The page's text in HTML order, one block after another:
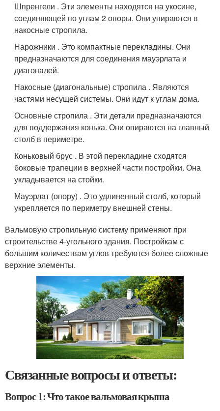
Шпренгели . Эти элементы находятся на укосине,
соединяющей по углам 2 опоры. Они упираются в
накосные стропила.
Нарожники . Это компактные перекладины. Они
предназначаются для соединения мауэрлата и
диагоналей.
Накосные (диагональные) стропила . Являются
частями несущей системы. Они идут к углам дома.
Основные стропила . Эти детали предназначаются
для поддержания конька. Они опираются на главный
столб в периметре.
Коньковый брус . В этой перекладине сходятся
боковые трапеции в верхней части постройки. Она
укладывается на стойки.
Мауэрлат (опору) . Это удлиненный столб, который
укрепляется по периметру внешней стены.
Вальмовую стропильную систему применяют при
строительстве 4-угольного здания. Постройкам с
большим количествам углов требуются более сложные
верхние элементы.
Связанные вопросы и ответы:
Вопрос 1: Что такое вальмовая крыша